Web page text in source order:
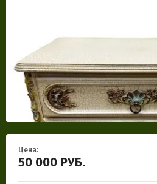
Цена:
50 000 РУБ.